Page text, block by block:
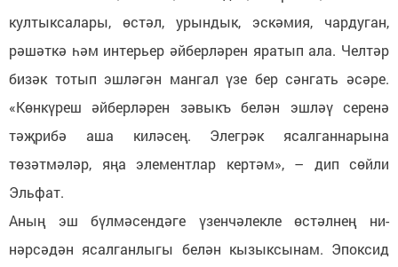
култыксалары, өстәл, урындык, эскәмия, чардуган,
рәшәткә һәм интерьер әйберләрен яратып ала. Челтәр
бизәк тотып эшләгән мангал үзе бер сәнгать әсәре.
«Көнкүреш әйберләрен зәвыкъ белән эшләү серенә
тәҗрибә аша киләсең. Элегрәк ясалганнарына
төзәтмәләр, яңа элементлар кертәм», – дип сөйли
Эльфат.
Аның эш бүлмәсендәге үзенчәлекле өстәлнең ни-
нәрсәдән ясалганлыгы белән кызыксынам. Эпоксид